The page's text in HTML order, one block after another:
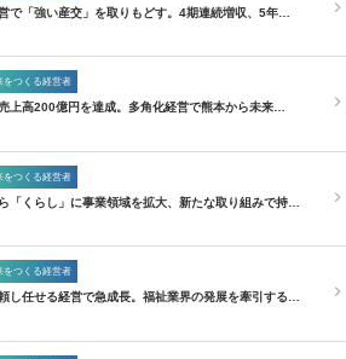
で「強い産交」を取りもどす。4期連続増収、5年…
をつくる経営者
上高200億円を達成。多角化経営で熊本から未来…
をつくる経営者
ら「くらし」に事業領域を拡大、新たな取り組みで持…
をつくる経営者
し任せる経営で急成長。福祉業界の発展を牽引する…